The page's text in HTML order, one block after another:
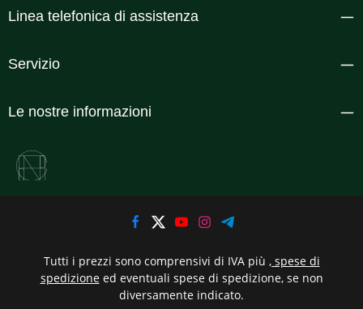
Linea telefonica di assistenza
Servizio
Le nostre informazioni
Tutti i prezzi sono comprensivi di IVA più , spese di
spedizioneed eventuali spese di spedizione, se non
diversamente indicato.